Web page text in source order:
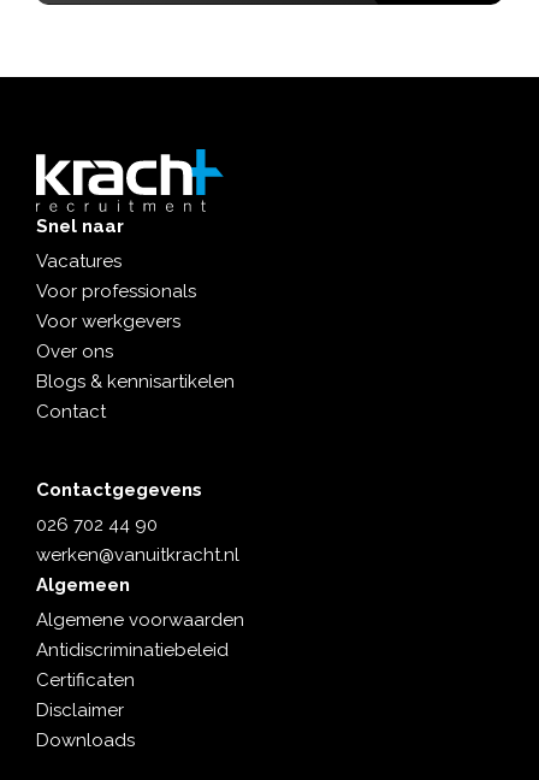
Snel naar
Vacatures
Voor professionals
Voor werkgevers
Over ons
Blogs & kennisartikelen
Contact
Contactgegevens
026 702 44 90
werken@vanuitkracht.nl
Algemeen
Algemene voorwaarden
Antidiscriminatiebeleid
Certificaten
Disclaimer
Downloads